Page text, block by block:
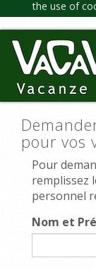
the use of
pour vos
Pour
remplissez
personnel
Nom et